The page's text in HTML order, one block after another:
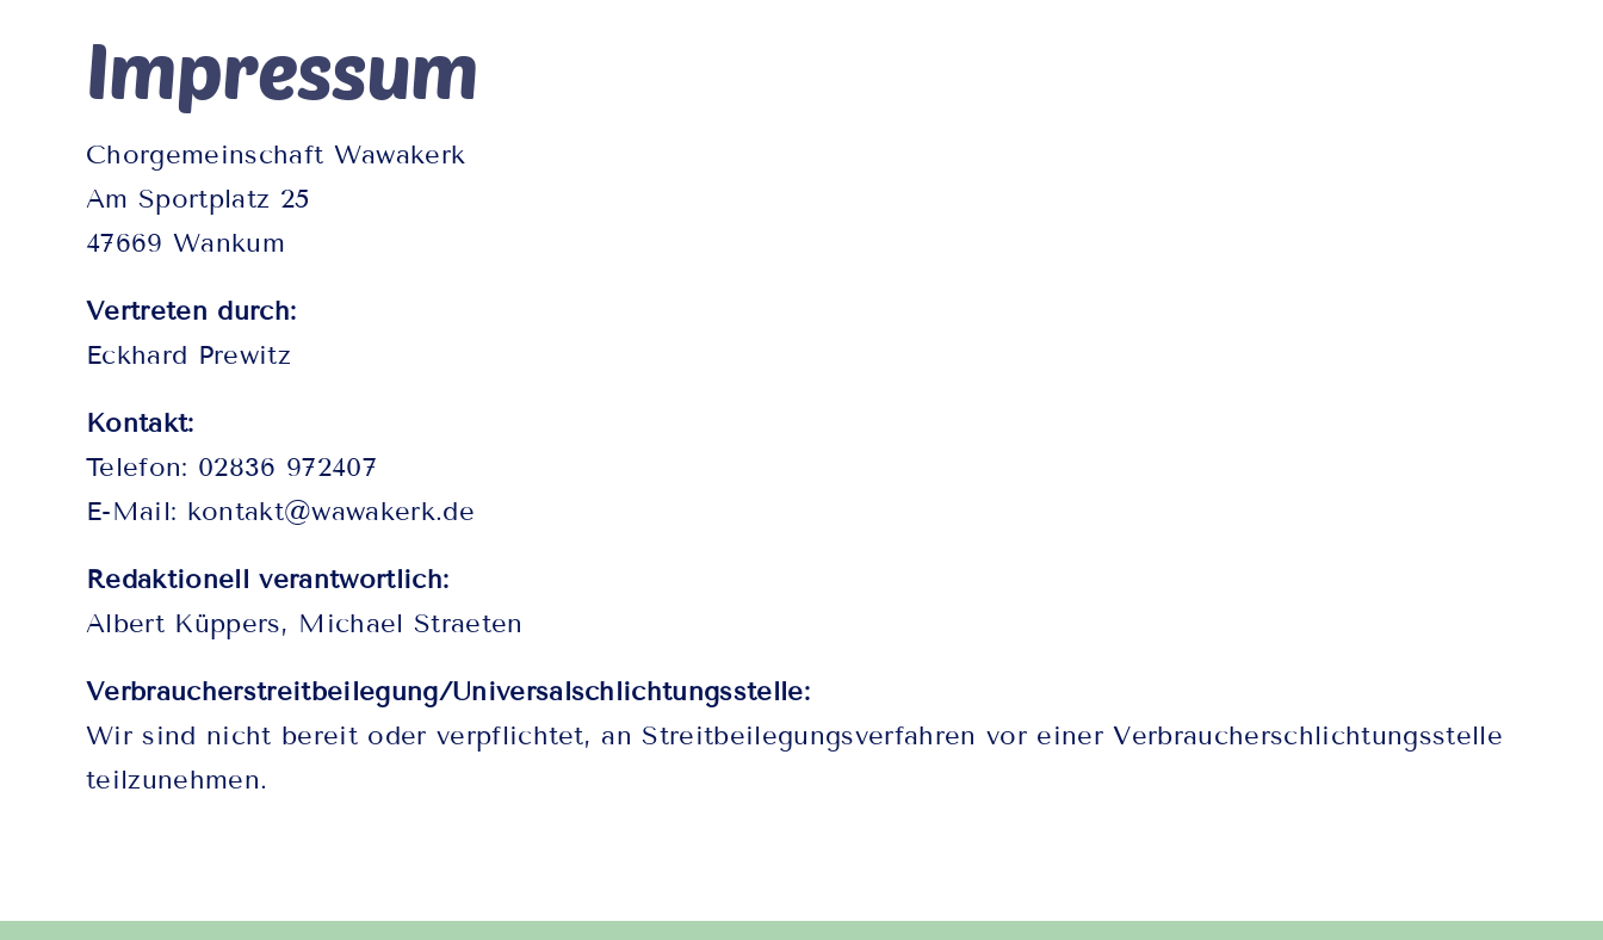
Impressum
Chorgemeinschaft Wawakerk
Am Sportplatz 25
47669 Wankum
Vertreten durch:
Eckhard Prewitz
Kontakt:
Telefon: 02836 972407
E-Mail: kontakt@wawakerk.de
Redaktionell verantwortlich:
Albert Küppers, Michael Straeten
Verbraucher­streit­beilegung/Universal­schlichtungs­stelle:
Wir sind nicht bereit oder verpflichtet, an Streitbeilegungsverfahren vor einer Verbraucherschlichtungsstelle
teilzunehmen.